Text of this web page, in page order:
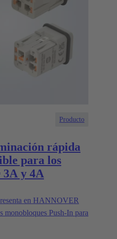
Producto
rápida
para los
y 4A
en HANNOVER
monobloques Push-In para